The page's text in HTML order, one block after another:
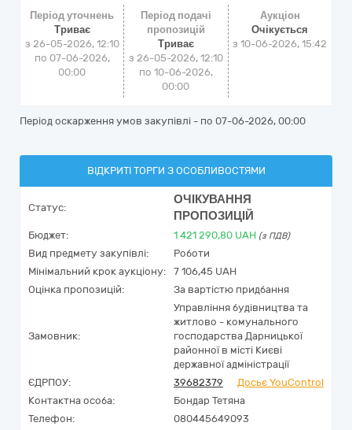
Період уточнень
Триває
з 26-05-2026, 12:10
по 07-06-2026,
00:00
Період подачі
пропозицій
Триває
з 26-05-2026, 12:10
по 10-06-2026,
00:00
Аукціон
Очікується
з10-06-2026, 15:42
Період оскарження умов закупівлі - по 07-06-2026, 00:00
ВІДКРИТІ ТОРГИ З ОСОБЛИВОСТЯМИ
Статус:
ОЧІКУВАННЯ
ПРОПОЗИЦІЙ
Бюджет: 1 421 290,80 UAH (з ПДВ)
Вид предмету закупівлі:
Роботи
Мінімальний крок аукціону:
7 106,45 UAH
Оцінка пропозицій:
За вартістю придбання
Замовник:
Управління будівництва та
житлово - комунального
господарства Дарницької
районної в місті Києві
державної адміністрації
ЄДРПОУ:
39682379
Досьє YouControl
Контактна особа:
Бондар Тетяна
Телефон:
080445649093